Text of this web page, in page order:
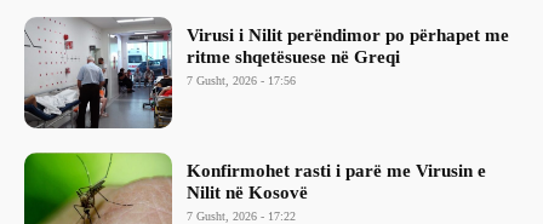
Virusi i Nilit perëndimor po përhapet me
ritme shqetësuese në Greqi
7 Gusht, 2026 - 17:56
Konfirmohet rasti i parë me Virusin e
Nilit në Kosovë
7 Gusht, 2026 - 17:22